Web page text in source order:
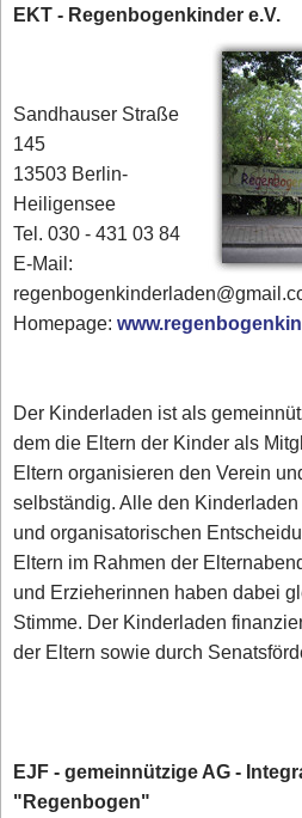
EKT - Regenbogenkinder e.V.
Sandhauser Straße
145
13503 Berlin-
Heiligensee
Tel. 030 - 431 03 84‎
E-Mail:
Homepage:
Der Kinderladen ist als
dem die Eltern der Kinder als
Eltern organisieren den Verein
selbständig. Alle den
und organisatorischen
Eltern im Rahmen der
und Erzieherinnen haben dabei
Stimme. Der Kinderladen
der Eltern sowie durch
EJF - gemeinnützige AG -
"Regenbogen"